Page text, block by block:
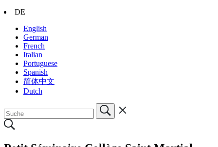
DE
English
German
French
Italian
Portuguese
Spanish
简体中文
Dutch